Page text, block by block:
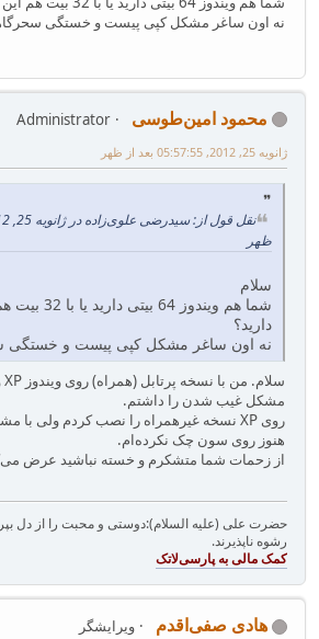
نه اون ساغر مشکل کپی پیست و خستگی
محمود امین‌طوسی
Administrator
ژانویه 25, 2012, 05:57:55 بعد از ظهر
ظهر
سلام
شما هم ویندوز
دارید؟
نه اون ساغر مشکل کپی پیست و خستگی
مشکل غیب شدن را داشتم.
روی XP نسخه غیرهمراه را نصب کردم ولی با مشکل مواجه نشدم.
هنوز روی سون چک نکرده‌ام.
از زحمات شما متشکرم و خسته نباشید عرض
حضرت علی (علیه السلام):دوستی و محبت را از دل
رشوه ناپذیرند.
هادی صفی‌اقدم
ویرایشگر